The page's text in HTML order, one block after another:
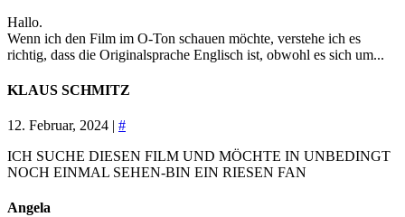
Hallo.
Wenn ich den Film im O-Ton schauen möchte, verstehe ich es
richtig, dass die Originalsprache Englisch ist, obwohl es sich um...
KLAUS SCHMITZ
12. Februar, 2024 | #
ICH SUCHE DIESEN FILM UND MÖCHTE IN UNBEDINGT
NOCH EINMAL SEHEN-BIN EIN RIESEN FAN
Angela